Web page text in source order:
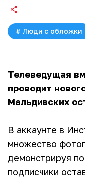
# Люди с обложки
Телеведущая
проводит
Мальдивских
В аккаунте в
множество
демонстрируя
подписчики